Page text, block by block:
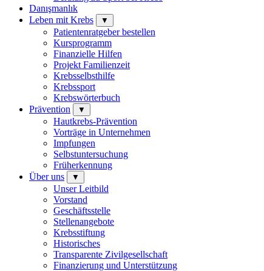
Danışmanlık
Leben mit Krebs
▼
Patientenratgeber bestellen
Kursprogramm
Finanzielle Hilfen
Projekt Familienzeit
Krebsselbsthilfe
Krebssport
Krebswörterbuch
Prävention
▼
Hautkrebs-Prävention
Vorträge in Unternehmen
Impfungen
Selbstuntersuchung
Früherkennung
Über uns
▼
Unser Leitbild
Vorstand
Geschäftsstelle
Stellenangebote
Krebsstiftung
Historisches
Transparente Zivilgesellschaft
Finanzierung und Unterstützung